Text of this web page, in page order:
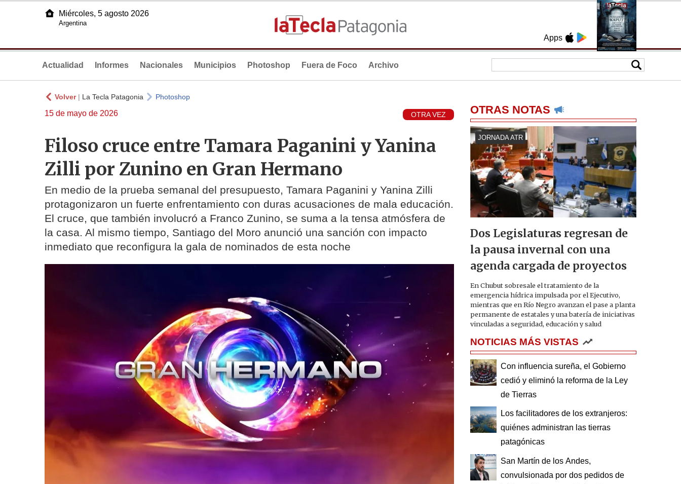
Apps
Miércoles, 5 agosto 2026
Argentina
Actualidad Informes Nacionales Municipios Photoshop Fuera de Foco Archivo
Volver| La Tecla Patagonia Photoshop
15 de mayo de 2026 OTRA VEZ
Filoso cruce entre Tamara Paganini y Yanina
Zilli por Zunino en Gran Hermano
En medio de la prueba semanal del presupuesto, Tamara Paganini y Yanina Zilli
protagonizaron un fuerte enfrentamiento con duras acusaciones de mala educación.
El cruce, que también involucró a Franco Zunino, se suma a la tensa atmósfera de
la casa. Al mismo tiempo, Santiago del Moro anunció una sanción con impacto
inmediato que reconfigura la gala de nominados de esta noche
OTRAS NOTAS
JORNADA ATR
Dos Legislaturas regresan de
la pausa invernal con una
agenda cargada de proyectos
En Chubut sobresale el tratamiento de la
emergencia hídrica impulsada por el Ejecutivo,
mientras que en Río Negro avanzan el pase a planta
permanente de estatales y una batería de iniciativas
vinculadas a seguridad, educación y salud
NOTICIAS MÁS VISTAS
Con influencia sureña, el Gobierno
cedió y eliminó la reforma de la Ley
de Tierras
Los facilitadores de los extranjeros:
quiénes administran las tierras
patagónicas
San Martín de los Andes,
convulsionada por dos pedidos de